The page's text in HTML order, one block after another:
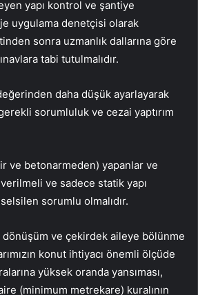
yapı kontrol ve şantiye
uygulama denetçisi olarak
sonra uzmanlık dallarına göre
tabi tutulmalıdır.
daha düşük ayarlayarak
sorumluluk ve cezai yaptırım
ve betonarmeden) yapanlar ve
ve sadece statik yapı
sorumlu olmalıdır.
ve çekirdek aileye bölünme
konut ihtiyacı önemli ölçüde
yüksek oranda yansıması,
(minimum metrekare) kuralının